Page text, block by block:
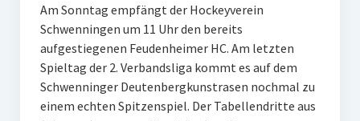
Vereinsheim
Hockey Shirts
FSJ Stelle
Am Sonntag empfängt der Hockeyverein
Schwenningen um 11 Uhr den bereits
aufgestiegenen Feudenheimer HC. Am letzten
Spieltag der 2. Verbandsliga kommt es auf dem
Schwenninger Deutenbergkunstrasen nochmal zu
einem echten Spitzenspiel. Der Tabellendritte aus